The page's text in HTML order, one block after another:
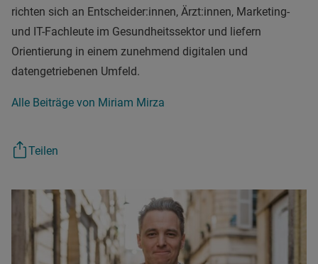
richten sich an Entscheider:innen, Ärzt:innen, Marketing-
und IT-Fachleute im Gesundheitssektor und liefern
Orientierung in einem zunehmend digitalen und
datengetriebenen Umfeld.
Alle Beiträge von Miriam Mirza
Teilen